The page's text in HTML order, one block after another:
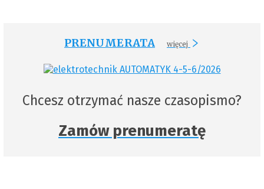
PRENUMERATA więcej
Chcesz otrzymać nasze czasopismo?
Zamów prenumeratę